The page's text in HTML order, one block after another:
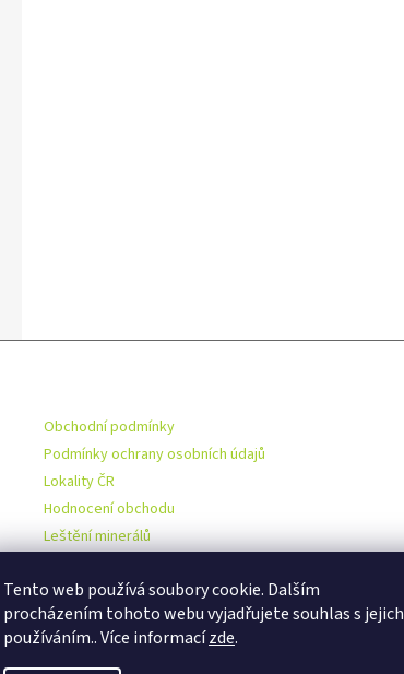
Tento web používá soubory cookie. Dalším
procházením tohoto webu vyjadřujete souhlas s jejich
používáním.. Více informacízde.
Obchodní podmínky
Podmínky ochrany osobních údajů
Lokality ČR
Hodnocení obchodu
Leštění minerálů